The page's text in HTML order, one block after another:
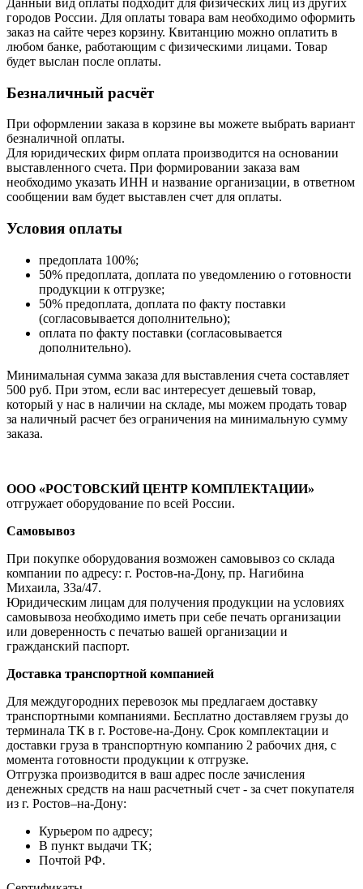
городов России. Для оплаты товара вам необходимо оформить
заказ на сайте через корзину. Квитанцию можно оплатить в
любом банке, работающим с физическими лицами. Товар
будет выслан после оплаты.
Безналичный расчёт
При оформлении заказа в корзине вы можете выбрать вариант
безналичной оплаты.
Для юридических фирм оплата производится на основании
выставленного счета. При формировании заказа вам
необходимо указать ИНН и название организации, в ответном
сообщении вам будет выставлен счет для оплаты.
Условия оплаты
предоплата 100%;
50% предоплата, доплата по уведомлению о готовности
продукции к отгрузке;
50% предоплата, доплата по факту поставки
(согласовывается дополнительно);
оплата по факту поставки (согласовывается
дополнительно).
Минимальная сумма заказа для выставления счета составляет
500 руб. При этом, если вас интересует дешевый товар,
который у нас в наличии на складе, мы можем продать товар
за наличный расчет без ограничения на минимальную сумму
заказа.
ООО «РОСТОВСКИЙ ЦЕНТР КОМПЛЕКТАЦИИ»
отгружает оборудование по всей России.
Самовывоз
При покупке оборудования возможен самовывоз со склада
компании по адресу: г. Ростов-на-Дону, пр. Нагибина
Михаила, 33а/47.
Юридическим лицам для получения продукции на условиях
самовывоза необходимо иметь при себе печать организации
или доверенность с печатью вашей организации и
гражданский паспорт.
Доставка транспортной компанией
Для междугородних перевозок мы предлагаем доставку
транспортными компаниями. Бесплатно доставляем грузы до
терминала ТК в г. Ростове-на-Дону. Срок комплектации и
доставки груза в транспортную компанию 2 рабочих дня, с
момента готовности продукции к отгрузке.
Отгрузка производится в ваш адрес после зачисления
денежных средств на наш расчетный счет - за счет покупателя
из г. Ростов–на-Дону:
Курьером по адресу;
В пункт выдачи ТК;
Почтой РФ.